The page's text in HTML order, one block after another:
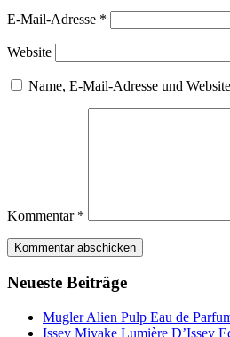
E-Mail-Adresse *
Website
Name, E-Mail-Adresse und
Kommentar *
Neueste Beiträge
Mugler Alien Pulp Eau de
Issey Miyake Lumière D’Issey